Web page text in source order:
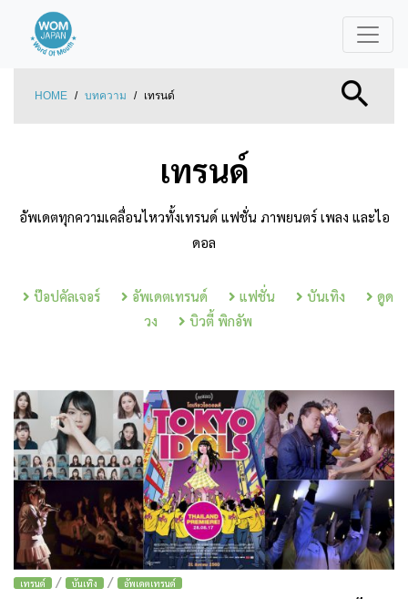
HOME / บทความ / เทรนด์
เทรนด์
อัพเดตทุกความเคลื่อนไหวทั้งเทรนด์ แฟชั่น ภาพยนตร์ เพลง และไอ
ดอล
ป๊อปคัลเจอร์ อัพเดตเทรนด์ แฟชั่น บันเทิง
ดูด
วง
บิวตี้ พิกอัพ
เทรนด์ / บันเทิง / อัพเดตเทรนด์